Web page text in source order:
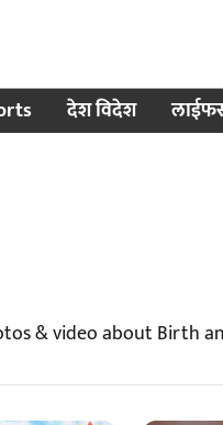
देश विदेश
& video about Birth